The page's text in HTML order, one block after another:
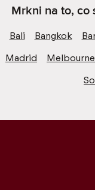
Mrkni na to,
Bali Bangkok
Madrid Melbourne